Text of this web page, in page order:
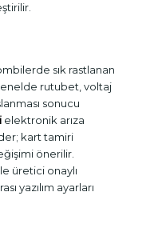
sık rastlanan
rutubet, voltaj
sonucu
elektronik arıza
kart tamiri
önerilir.
üretici onaylı
yazılım ayarları